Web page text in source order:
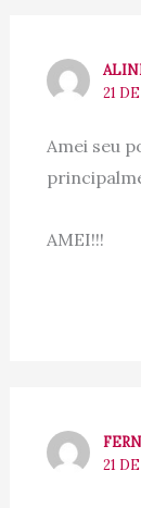
21
Amei seu
AMEI!!!
21